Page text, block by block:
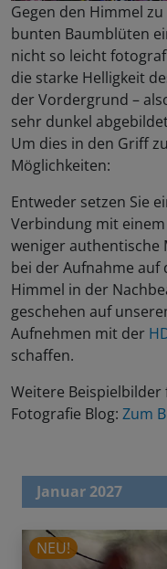
Gegen den Himmel
bunten Baumblüten
nicht so leicht
die starke Helligkeit
der Vordergrund –
sehr dunkel
Um dies in den Griff
Möglichkeiten:
Entweder setzen Sie
Verbindung mit
weniger authentische
bei der Aufnahme auf
Himmel in der
geschehen auf
Aufnehmen mit der
schaffen.
Weitere
Fotografie Blog: Zum
Januar 2027
NEU!